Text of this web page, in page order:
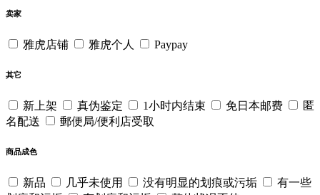
卖家
雅虎店铺 雅虎个人 Paypay
其它
新上架 真伪鉴定 1小时内结束 免日本邮费
匿
名配送
郵便局/便利店受取
商品成色
新品 几乎未使用 没有明显的划痕或污垢
有一些